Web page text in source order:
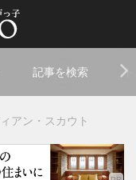
記事を検索
アン・スカウト